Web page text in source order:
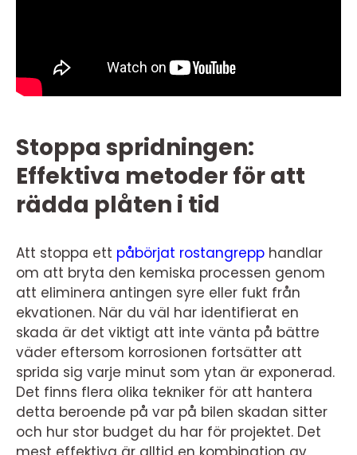
Stoppa spridningen:
Effektiva metoder för att
rädda plåten i tid
Att stoppa ett påbörjat rostangrepp handlar
om att bryta den kemiska processen genom
att eliminera antingen syre eller fukt från
ekvationen. När du väl har identifierat en
skada är det viktigt att inte vänta på bättre
väder eftersom korrosionen fortsätter att
sprida sig varje minut som ytan är exponerad.
Det finns flera olika tekniker för att hantera
detta beroende på var på bilen skadan sitter
och hur stor budget du har för projektet. Det